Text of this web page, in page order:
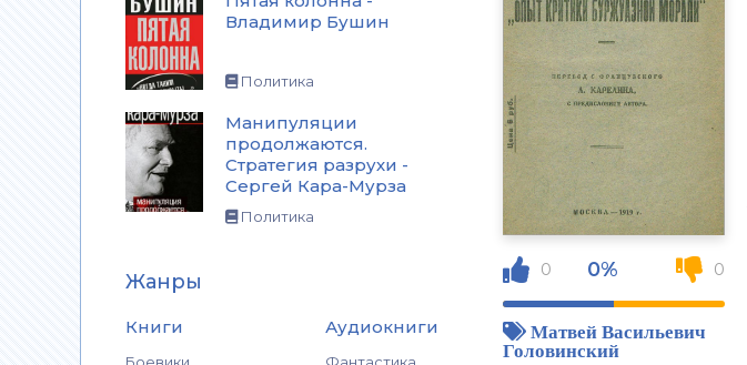
Владимир Бушин
Политика
Манипуляции
продолжаются.
Стратегия разрухи -
Сергей Кара-Мурза
Политика
Жанры
Книги Аудиокниги
0 0% 0
Матвей Васильевич
Головинский